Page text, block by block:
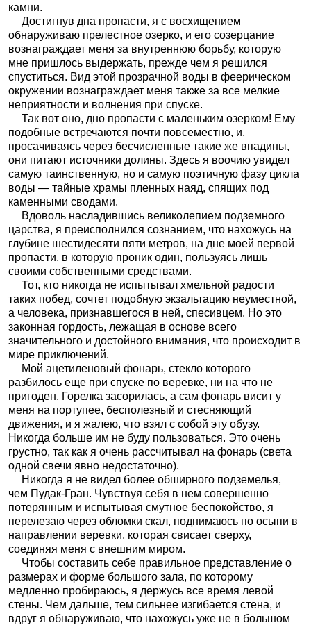
камни.
Достигнув дна пропасти, я с восхищением
обнаруживаю прелестное озерко, и его созерцание
вознаграждает меня за внутреннюю борьбу, которую
мне пришлось выдержать, прежде чем я решился
спуститься. Вид этой прозрачной воды в феерическом
окружении вознаграждает меня также за все мелкие
неприятности и волнения при спуске.
Так вот оно, дно пропасти с маленьким озерком! Ему
подобные встречаются почти повсеместно, и,
просачиваясь через бесчисленные такие же впадины,
они питают источники долины. Здесь я воочию увидел
самую таинственную, но и самую поэтичную фазу цикла
воды — тайные храмы пленных наяд, спящих под
каменными сводами.
Вдоволь насладившись великолепием подземного
царства, я преисполнился сознанием, что нахожусь на
глубине шестидесяти пяти метров, на дне моей первой
пропасти, в которую проник один, пользуясь лишь
своими собственными средствами.
Тот, кто никогда не испытывал хмельной радости
таких побед, сочтет подобную экзальтацию неуместной,
а человека, признавшегося в ней, спесивцем. Но это
законная гордость, лежащая в основе всего
значительного и достойного внимания, что происходит в
мире приключений.
Мой ацетиленовый фонарь, стекло которого
разбилось еще при спуске по веревке, ни на что не
пригоден. Горелка засорилась, а сам фонарь висит у
меня на портупее, бесполезный и стесняющий
движения, и я жалею, что взял с собой эту обузу.
Никогда больше им не буду пользоваться. Это очень
грустно, так как я очень рассчитывал на фонарь (света
одной свечи явно недостаточно).
Никогда я не видел более обширного подземелья,
чем Пудак-Гран. Чувствуя себя в нем совершенно
потерянным и испытывая смутное беспокойство, я
перелезаю через обломки скал, поднимаюсь по осыпи в
направлении веревки, которая свисает сверху,
соединяя меня с внешним миром.
Чтобы составить себе правильное представление о
размерах и форме большого зала, по которому
медленно пробираюсь, я держусь все время левой
стены. Чем дальше, тем сильнее изгибается стена, и
вдруг я обнаруживаю, что нахожусь уже не в большом